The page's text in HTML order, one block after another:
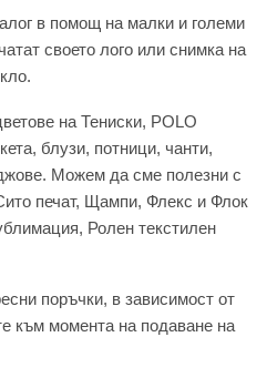
в помощ на малки и големи
своето лого или снимка на
на Тениски, POLO
блузи, потници, чанти,
Можем да сме полезни с
печат, Щампи, Флекс и Флок
Ролен текстилен
поръчки, в зависимост от
към момента на подаване на